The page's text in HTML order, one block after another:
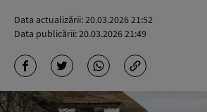
Data actualizării:20.03.2026 21:52
Data publicării:20.03.2026 21:49